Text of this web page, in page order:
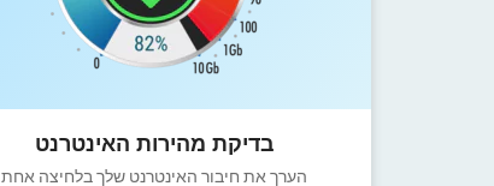
בדיקת מהירות האינטרנט
הערך את חיבור האינטרנט שלך בלחיצה אחת